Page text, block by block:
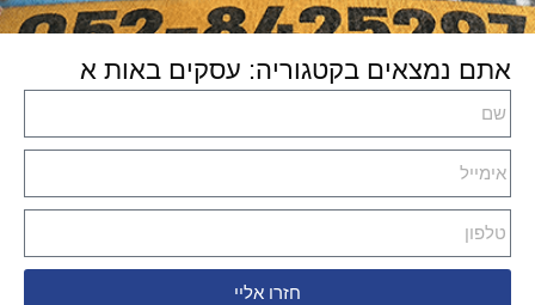
אתם נמצאים בקטגוריה: עסקים באות א
חזרו אליי